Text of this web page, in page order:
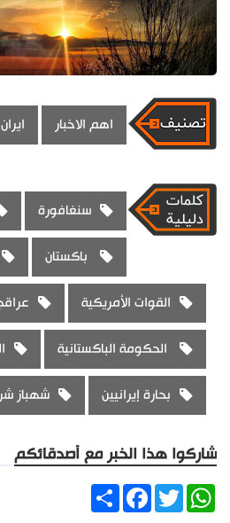
اهم الاخبار ايران
سنغافورة
باكستان
القوات الأمريكية
الحكومة الباكستانية
بحارة إيرانيين شهباز
شاركوا هذا الخبر مع أصدقائكم
ShareFacebookTwitter
WhatsApp